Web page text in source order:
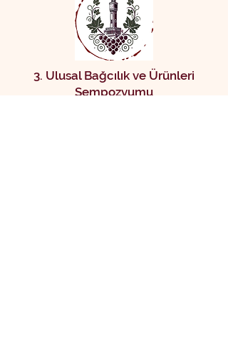
3. Ulusal Bağcılık ve Ürünleri
Sempozyumu